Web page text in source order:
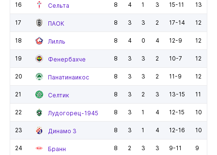
16 Сельта 8 4 1 3 15-11 13
17 ПАОК 8 3 3 2 17-14 12
18 Лилль 8 4 0 4 12-9 12
19 Фенербахче 8 3 3 2 10-7 12
20 Панатинаикос 8 3 3 2 11-9 12
21 Селтик 8 3 2 3 13-15 11
22 Лудогорец-1945 8 3 1 4 12-15 10
23 Динамо З 8 3 1 4 12-16 10
24 Бранн 8 2 3 3 9-11 9